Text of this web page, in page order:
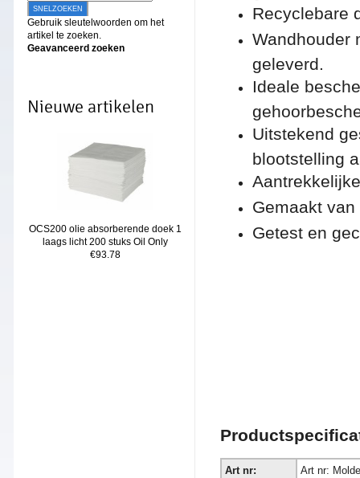
SNELZOEKEN
Gebruik sleutelwoorden om het
artikel te zoeken.
Geavanceerd zoeken
Nieuwe artikelen
OCS200 olie absorberende doek 1
laags licht 200 stuks Oil Only
€93.78
Recyclebare
Wandhouder
geleverd.
Ideale
Uitstekend
blootstelling
Gemaakt
Getest en
Art nr:
Art nr: